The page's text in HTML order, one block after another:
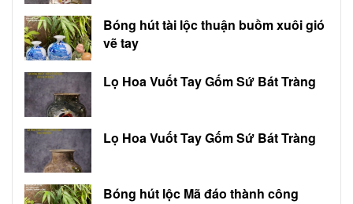
Bóng hút tài lộc thuận buồm xuôi gió
vẽ tay
Lọ Hoa Vuốt Tay Gốm Sứ Bát Tràng
Lọ Hoa Vuốt Tay Gốm Sứ Bát Tràng
Bóng hút lộc Mã đáo thành công